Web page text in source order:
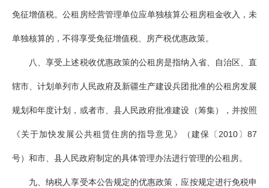
免征增值税。公租房经营管理单位应单独核算公租房租金收入，未
单独核算的，不得享受免征增值税、房产税优惠政策。
八、享受上述税收优惠政策的公租房是指纳入省、自治区、直
辖市、计划单列市人民政府及新疆生产建设兵团批准的公租房发展
规划和年度计划，或者市、县人民政府批准建设（筹集），并按照
《关于加快发展公共租赁住房的指导意见》（建保〔2010〕87
号）和市、县人民政府制定的具体管理办法进行管理的公租房。
九、纳税人享受本公告规定的优惠政策，应按规定进行免税申